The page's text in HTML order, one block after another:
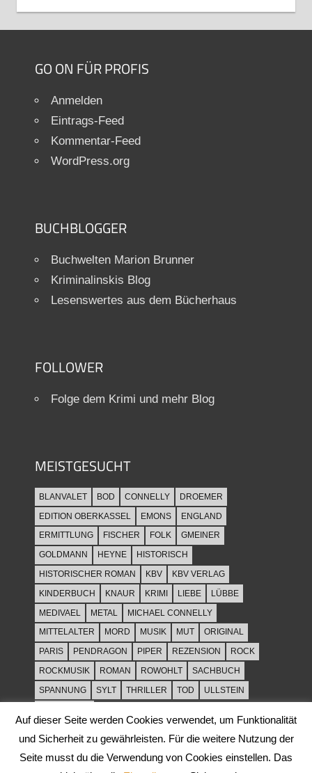
GO ON FÜR PROFIS
Anmelden
Eintrags-Feed
Kommentar-Feed
WordPress.org
BUCHBLOGGER
Buchwelten Marion Brunner
Kriminalinskis Blog
Lesenswertes aus dem Bücherhaus
FOLLOWER
Folge dem Krimi und mehr Blog
MEISTGESUCHT
BLANVALET BOD CONNELLY
DROEMER
EDITION OBERKASSEL
EMONS
ENGLAND
ERMITTLUNG
FISCHER FOLK
GMEINER
GOLDMANN
HEYNE
HISTORISCH
HISTORISCHER ROMAN
KBV
KBV VERLAG
KINDERBUCH
KNAUR KRIMI LIEBE
LÜBBE
MEDIVAEL
METAL
MICHAEL CONNELLY
MITTELALTER
MORD MUSIK MUT
ORIGINAL
PARIS
PENDRAGON PIPER REZENSION
ROCK
ROCKMUSIK
ROMAN ROWOHLT
SACHBUCH
SPANNUNG
SYLT THRILLER TOD
ULLSTEIN
Auf dieser Seite werden Cookies verwendet, um Funktionalität
und Sicherheit zu gewährleisten. Für die weitere Nutzung der
Seite musst du die Verwendung von Cookies einstellen. Das